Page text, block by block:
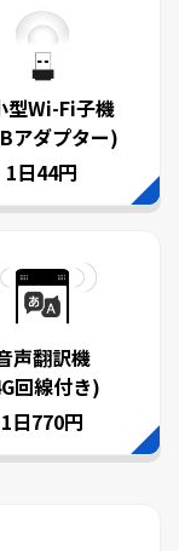
型Wi-Fi子機
アダプター)
1日44円
声翻訳機
回線付き)
1日770円